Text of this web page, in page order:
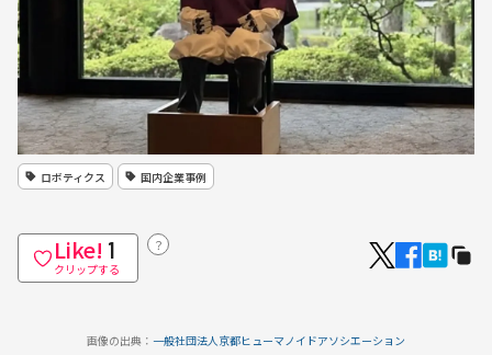
ロボティクス 国内企業事例
Like! 1
クリップする
？
画像の出典： 一般社団法人京都ヒューマノイドアソシエーション